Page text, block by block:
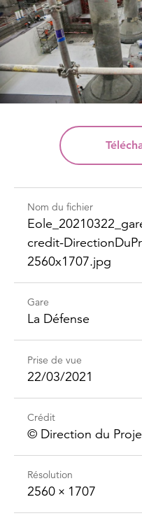
Nom du fichier
credit-​
2560x1707.jpg
Gare
La Défense
Prise de vue
22/03/2021
Crédit
©️ Direction du
Résolution
2560 × 1707